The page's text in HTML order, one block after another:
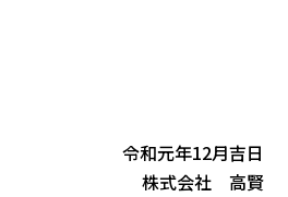
令和元年12月吉日
株式会社 高賢